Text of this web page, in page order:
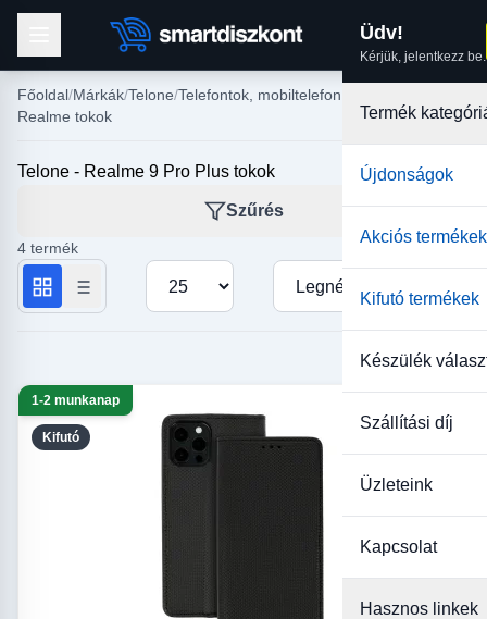
Üdv!
Kérjük, jelentkezz be.
Termék
Újdonságok
Akciós termékek
Kifutó termékek
Készülék
Szállítási díj
Üzleteink
Kapcsolat
Hasznos linkek
Főoldal Márkák Telone Telefontok, mobiltelefon tokok
Realme tokok
Telone - Realme 9 Pro Plus tokok
Szűrés
4 termék
Termékek száma oldalanként
Rendezés
Kifutó
1-2 munkanap